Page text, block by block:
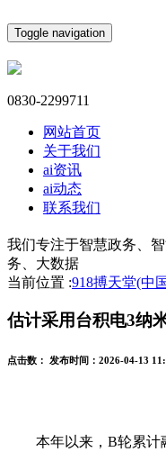
Toggle navigation
0830-2299711
网站首页
关于我们
ai资讯
ai动态
联系我们
我们专注于智慧政务、
务、大数据
当前位置 :918搏天堂(中
估计采用台积电3纳
点击数： 发布时间： 2026-04-13
本年以来，B轮累计